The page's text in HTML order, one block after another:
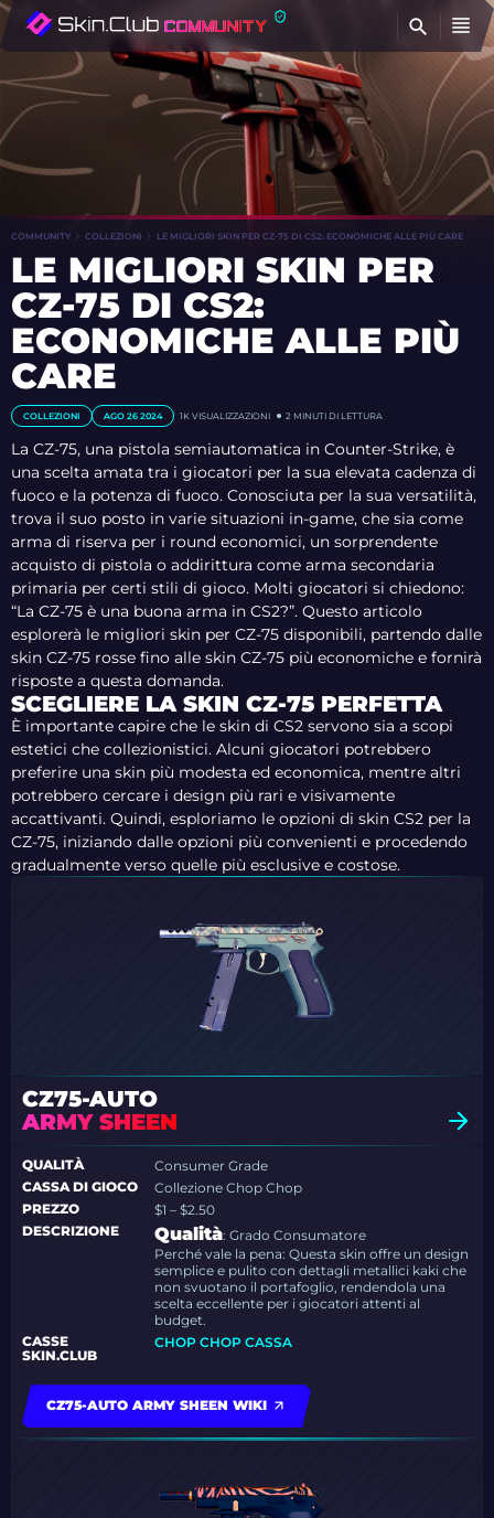
COMMUNITY COLLEZIONI LE MIGLIORI SKIN PER CZ-75 DI CS2: ECONOMICHE ALLE PIÙ CARE
LE MIGLIORI SKIN PER
CZ-75 DI CS2:
ECONOMICHE ALLE PIÙ
CARE
COLLEZIONI AGO 26 2024 1K VISUALIZZAZIONI 2 MINUTI DI LETTURA
La CZ-75, una pistola semiautomatica in Counter-Strike, è
una scelta amata tra i giocatori per la sua elevata cadenza di
fuoco e la potenza di fuoco. Conosciuta per la sua versatilità,
trova il suo posto in varie situazioni in-game, che sia come
arma di riserva per i round economici, un sorprendente
acquisto di pistola o addirittura come arma secondaria
primaria per certi stili di gioco. Molti giocatori si chiedono:
“La CZ-75 è una buona arma in CS2?”. Questo articolo
esplorerà le migliori skin per CZ-75 disponibili, partendo dalle
skin CZ-75 rosse fino alle skin CZ-75 più economiche e fornirà
risposte a questa domanda.
SCEGLIERE LA SKIN CZ-75 PERFETTA
È importante capire che le skin di CS2 servono sia a scopi
estetici che collezionistici. Alcuni giocatori potrebbero
preferire una skin più modesta ed economica, mentre altri
potrebbero cercare i design più rari e visivamente
accattivanti. Quindi, esploriamo le opzioni di skin CS2 per la
CZ-75, iniziando dalle opzioni più convenienti e procedendo
gradualmente verso quelle più esclusive e costose.
CZ75-AUTO
ARMY SHEEN
QUALITÀ
Consumer Grade
CASSA DI GIOCO
Collezione Chop Chop
PREZZO
$1 – $2.50
DESCRIZIONE
Qualità: Grado Consumatore
Perché vale la pena: Questa skin offre un design
semplice e pulito con dettagli metallici kaki che
non svuotano il portafoglio, rendendola una
scelta eccellente per i giocatori attenti al
budget.
CASSE
SKIN.CLUB
CHOP CHOP CASSA
CZ75-AUTO ARMY SHEEN WIKI